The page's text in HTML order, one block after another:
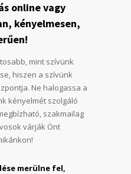
online vagy
kényelmesen,
mint szívünk
hiszen a szívünk
Ne halogassa a
kényelmét szolgáló
szakmailag
várják Önt
merülne fel,